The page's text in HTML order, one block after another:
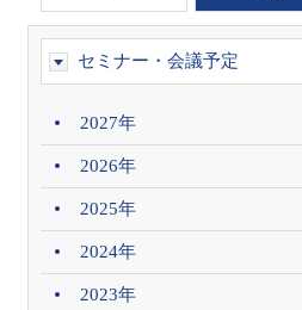
セミナー・会議予定
2027年
2026年
2025年
2024年
2023年